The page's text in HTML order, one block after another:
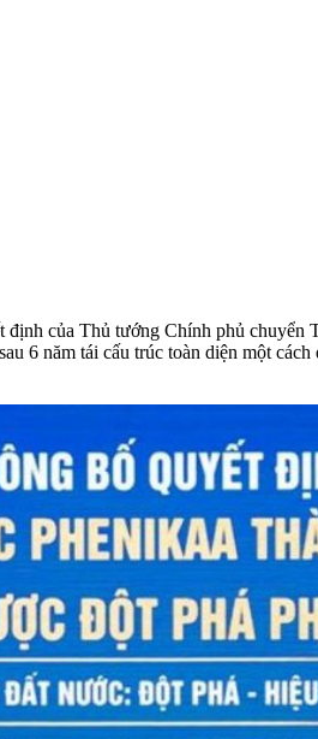
của Thủ tướng Chính phủ
6 năm tái cấu trúc toàn diện một